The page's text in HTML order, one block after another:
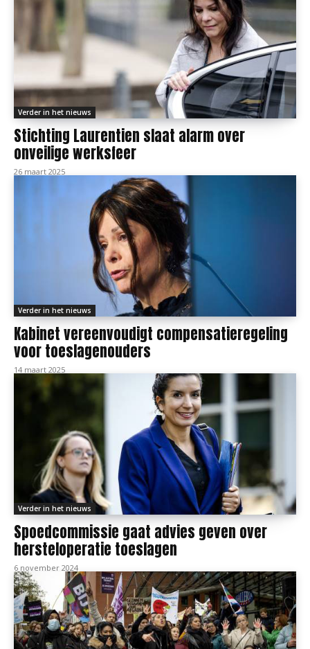
Verder in het nieuws
Stichting Laurentien slaat alarm over
onveilige werksfeer
26 maart 2025
Verder in het nieuws
Kabinet vereenvoudigt compensatieregeling
voor toeslagenouders
14 maart 2025
Verder in het nieuws
Spoedcommissie gaat advies geven over
hersteloperatie toeslagen
6 november 2024